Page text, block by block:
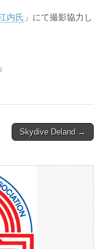
内氏 」にて撮影協力し
Skydive Deland →